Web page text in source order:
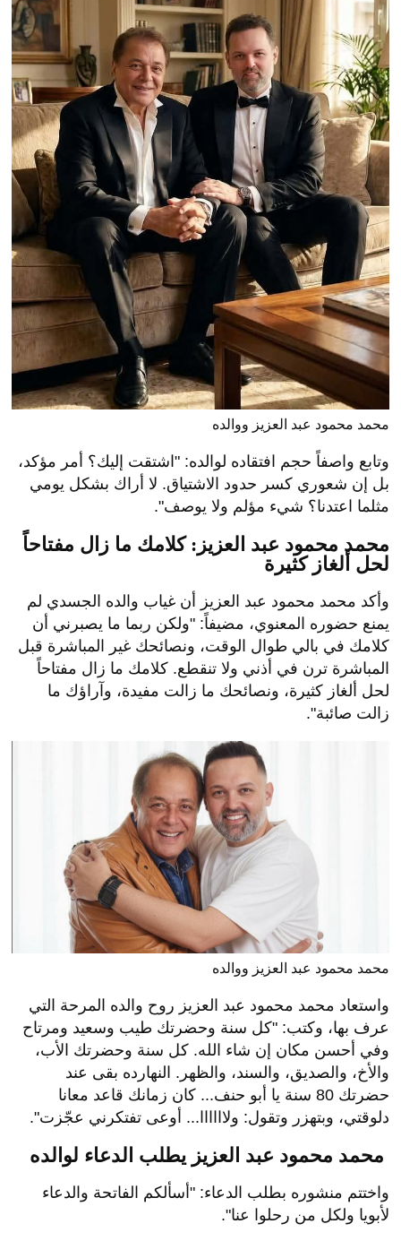
محمد محمود عبد العزيز ووالده
وتابع واصفاً حجم افتقاده لوالده: "اشتقت إليك؟ أمر مؤكد،
بل إن شعوري كسر حدود الاشتياق. لا أراك بشكل يومي
مثلما اعتدنا؟ شيء مؤلم ولا يوصف".
محمد محمود عبد العزيز: كلامك ما زال مفتاحاً
لحل ألغاز كثيرة
وأكد محمد محمود عبد العزيز أن غياب والده الجسدي لم
يمنع حضوره المعنوي، مضيفاً: "ولكن ربما ما يصبرني أن
كلامك في بالي طوال الوقت، ونصائحك غير المباشرة قبل
المباشرة ترن في أذني ولا تنقطع. كلامك ما زال مفتاحاً
لحل ألغاز كثيرة، ونصائحك ما زالت مفيدة، وآراؤك ما
زالت صائبة".
محمد محمود عبد العزيز ووالده
واستعاد محمد محمود عبد العزيز روح والده المرحة التي
عرف بها، وكتب: "كل سنة وحضرتك طيب وسعيد ومرتاح
وفي أحسن مكان إن شاء الله. كل سنة وحضرتك الأب،
والأخ، والصديق، والسند، والظهر. النهارده بقى عند
حضرتك 80 سنة يا أبو حنف... كان زمانك قاعد معانا
دلوقتي، وبتهزر وتقول: ولاااااا... أوعى تفتكرني عجّزت".
واختتم منشوره بطلب الدعاء: "أسألكم الفاتحة والدعاء
لأبويا ولكل من رحلوا عنا".